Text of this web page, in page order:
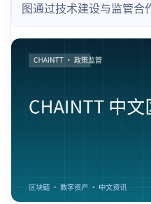
图通过技术建设与监管合